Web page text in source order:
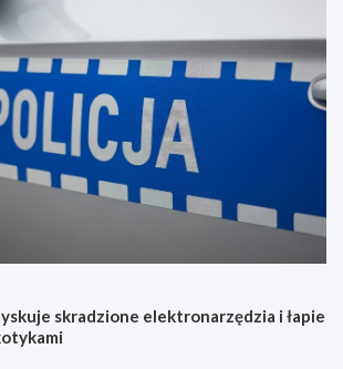
skradzione elektronarzędzia i łapie